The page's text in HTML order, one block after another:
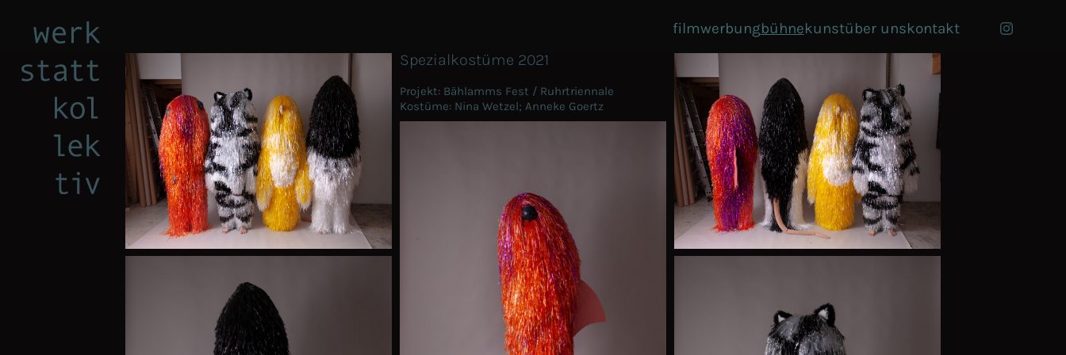
filmwerbungbühnekunstüber unskontakt
Spezialkostüme 2021
Projekt: Bählamms Fest / Ruhrtriennale
Kostüme: Nina Wetzel; Anneke Goertz